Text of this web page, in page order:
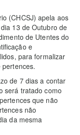
(CHCSJ) apela aos
13 de Outubro de
de Utentes do
e
para formalizar
de 7 dias a contar
será tratado como
que não
não
da mesma